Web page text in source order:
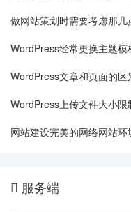
做网站策划时需要考虑那
WordPress经常更换主题模
WordPress文章和页面的区
WordPress上传文件大小限
网站建设完美的网络网站环
 服务端